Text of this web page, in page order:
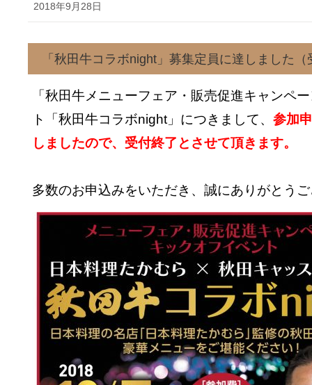
2018年9月28日
「秋田牛コラボnight」募集定員に達しました
「秋田牛メニューフェア・販売促進キャンペ
ト「秋田牛コラボnight」につきまして、 参加
しましたので、受付終了とさせて頂きます。
多数のお申込みをいただき、誠にありがとう